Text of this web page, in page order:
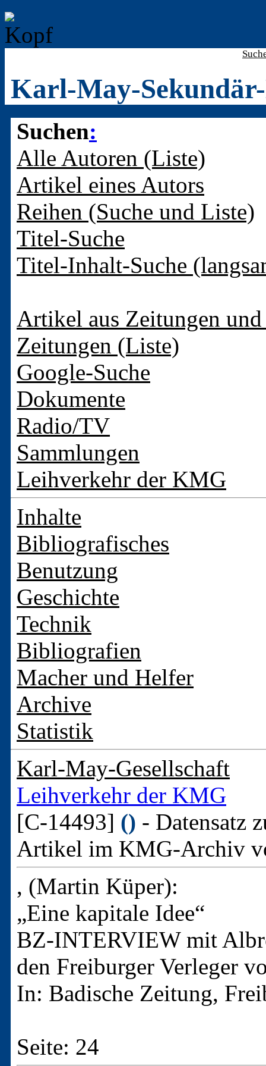
Karl-May-
Suchen:
Alle Autoren (Liste)
Artikel eines Autors
Reihen (Suche und Liste)
Titel-Suche
Titel-Inhalt-Suche
Artikel aus Zeitungen
Zeitungen (Liste)
Google-Suche
Dokumente
Radio/TV
Sammlungen
Leihverkehr der KMG
Inhalte
Bibliografisches
Benutzung
Geschichte
Technik
Bibliografien
Macher und Helfer
Archive
Statistik
Karl-May-Gesellschaft
Leihverkehr der KMG
[C-14493] () - Datensatz
Artikel im KMG-Archiv
, (Martin Küper):
„Eine kapitale Idee“
BZ-INTERVIEW mit
den Freiburger Verleger
In: Badische Zeitung,
Seite: 24